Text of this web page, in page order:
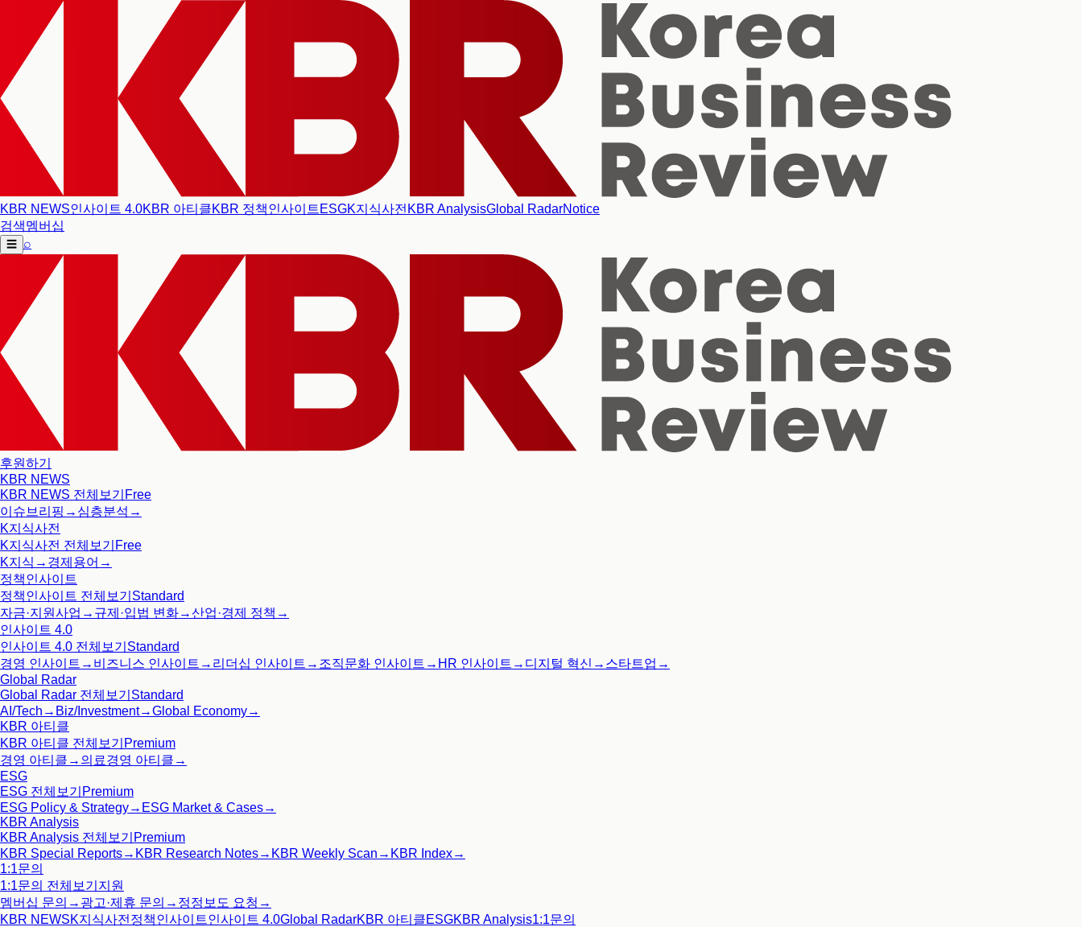
KBR NEWS인사이트 4.0KBR 아티클KBR 정책인사이트 ESGK지식사전 KBR AnalysisGlobal RadarNotice
검색멤버십
☰ ⌕
후원하기
KBR NEWS
KBR NEWS 전체보기 Free
이슈브리핑 → 심층분석 →
K지식사전
K지식사전 전체보기 Free
K지식 → 경제용어 →
정책인사이트
정책인사이트 전체보기 Standard
자금·지원사업 → 규제·입법 변화→산업·경제 정책 →
인사이트 4.0
인사이트 4.0 전체보기 Standard
경영 인사이트 → 비즈니스 인사이트 → 리더십 인사이트 → 조직문화 인사이트 → HR 인사이트 → 디지털 혁신 → 스타트업 →
Global Radar
Global Radar 전체보기 Standard
AI/Tech → Biz/Investment→Global Economy→
KBR 아티클
KBR 아티클 전체보기 Premium
경영 아티클 → 의료경영 아티클 →
ESG
ESG 전체보기 Premium
ESG Policy & Strategy→ ESG Market & Cases→
KBR Analysis
KBR Analysis 전체보기 Premium
KBR Special Reports→ KBR Research Notes→ KBR Weekly Scan → KBR Index→
1:1문의
1:1문의 전체보기 지원
멤버십 문의 → 광고·제휴 문의 → 정정보도 요청 →
KBR NEWSK지식사전 정책인사이트인사이트 4.0Global RadarKBR 아티클ESGKBR Analysis1:1문의